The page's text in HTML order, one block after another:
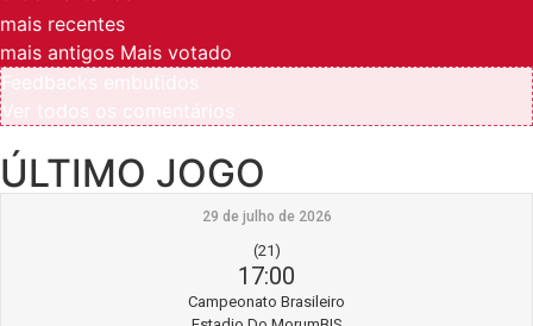
mais recentes
mais antigos Mais votado
ÚLTIMO JOGO
29 de julho de 2026
(21)
17:00
Campeonato Brasileiro